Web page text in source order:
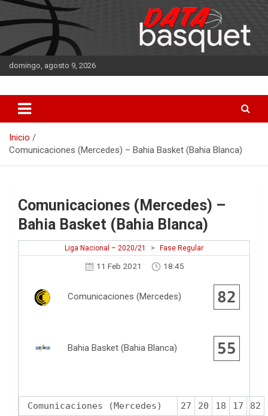
Saltar
al
contenido
domingo, agosto 9, 2026
DATA Basquet
Inicio
Comunicaciones (Mercedes) – Bahia Basket (Bahia Blanca)
Comunicaciones (Mercedes) –
Bahia Basket (Bahia Blanca)
Liga Nacional – 2020/21 > Fase Regular
11 Feb 2021 18:45
Comunicaciones (Mercedes) 82
Bahia Basket (Bahia Blanca) 55
Comunicaciones (Mercedes) 27 20 18 17
82